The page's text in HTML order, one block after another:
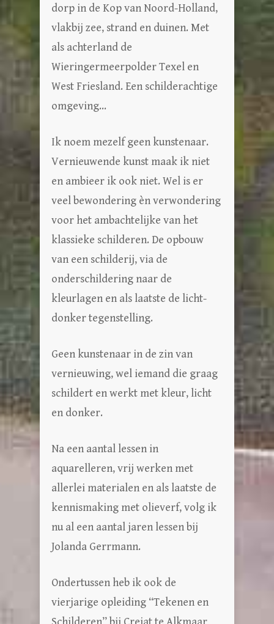
dorp in de Kop van Noord-Holland,
vlakbij zee, strand en duinen. Met
als achterland de
Wieringermeerpolder Texel en
West Friesland. Een schilderachtige
omgeving…
Ik noem mezelf geen kunstenaar.
Vernieuwende kunst maak ik niet
en ambieer ik ook niet. Wel is er
veel bewondering èn verwondering
voor het ambachtelijke van het
klassieke schilderen. De opbouw
van een schilderij, via de
onderschildering naar de
kleurlagen en als laatste de licht-
donker tegenstelling.
Geen kunstenaar in de zin van
vernieuwing, wel iemand die graag
schildert en werkt met kleur, licht
en donker.
Na een aantal lessen in
aquarelleren, vrij werken met
allerlei materialen en als laatste de
kennismaking met olieverf, volg ik
nu al een aantal jaren lessen bij
Jolanda Gerrmann.
Ondertussen heb ik ook de
vierjarige opleiding “Tekenen en